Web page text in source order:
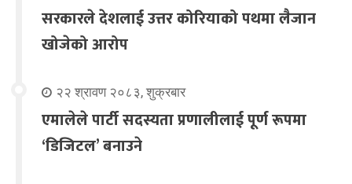
सरकारले देशलाई उत्तर कोरियाको पथमा लैजान
खोजेको आरोप
२२ श्रावण २०८३, शुक्रबार
एमालेले पार्टी सदस्यता प्रणालीलाई पूर्ण रूपमा
‘डिजिटल’ बनाउने